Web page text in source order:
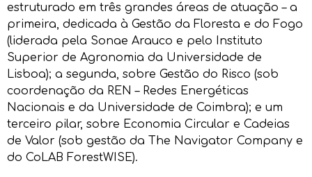
estruturado em três grandes áreas de atuação – a
primeira, dedicada à Gestão da Floresta e do Fogo
(liderada pela Sonae Arauco e pelo Instituto
Superior de Agronomia da Universidade de
Lisboa); a segunda, sobre Gestão do Risco (sob
coordenação da REN – Redes Energéticas
Nacionais e da Universidade de Coimbra); e um
terceiro pilar, sobre Economia Circular e Cadeias
de Valor (sob gestão da The Navigator Company e
do CoLAB ForestWISE).